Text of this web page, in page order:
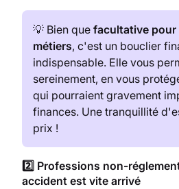
💡 Bien que facultative pour
métiers, c'est un bouclier
indispensable. Elle vous
sereinement, en vous
qui pourraient gravement
finances. Une tranquillité
prix !
2️⃣ Professions non-
accident est vite arrivé